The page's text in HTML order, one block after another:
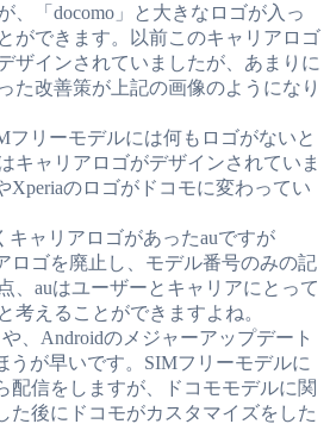
、「docomo」と大きなロゴが入っ
ができます。以前このキャリアロゴ
ザインされていましたが、あまりに
た改善策が上記の画像のようになり
フリーモデルには何もロゴがないと
キャリアロゴがデザインされていま
Xperiaのロゴがドコモに変わってい
キャリアロゴがあったauですが
ロゴを廃止し、モデル番号のみの記
、auはユーザーとキャリアにとって
考えることができますよね。
、Androidのメジャーアップデート
うが早いです。SIMフリーモデルに
配信をしますが、ドコモモデルに関
た後にドコモがカスタマイズをした